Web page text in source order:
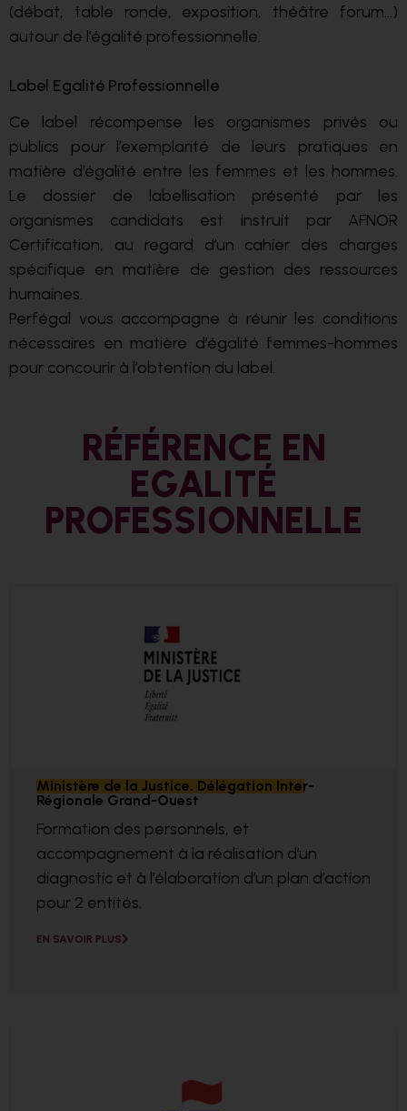
(débat, table ronde, exposition, théâtre forum…)
autour de l’égalité professionnelle.
Label Egalité Professionnelle
Ce label récompense les organismes privés ou
publics pour l’exemplarité de leurs pratiques en
matière d’égalité entre les femmes et les hommes.
Le dossier de labellisation présenté par les
organismes candidats est instruit par AFNOR
Certification, au regard d’un cahier des charges
spécifique en matière de gestion des ressources
humaines.
Perfégal vous accompagne à réunir les conditions
nécessaires en matière d’égalité femmes-hommes
pour concourir à l’obtention du label.
RÉFÉRENCE EN
EGALITÉ
PROFESSIONNELLE
Ministère de la Justice. Délégation Inter-
Régionale Grand-Ouest
Formation des personnels, et
accompagnement à la réalisation d’un
diagnostic et à l’élaboration d’un plan d’action
pour 2 entités.
EN SAVOIR PLUS